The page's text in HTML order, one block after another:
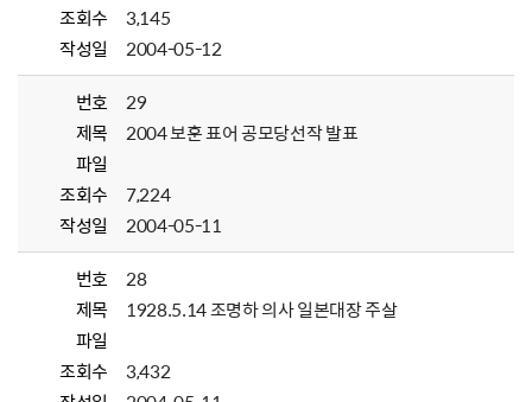
조회수
3,145
작성일
2004-05-12
번호
29
제목
2004 보훈 표어 공모당선작 발표
파일
조회수
7,224
작성일
2004-05-11
번호
28
제목
1928.5.14 조명하 의사 일본대장 주살
파일
조회수
3,432